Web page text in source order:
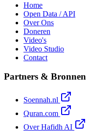
Home
Open Data / API
Over Ons
Doneren
Video's
Video Studio
Contact
Partners & Bronnen
Soennah.nl
Quran.com
Over Hafidh AI